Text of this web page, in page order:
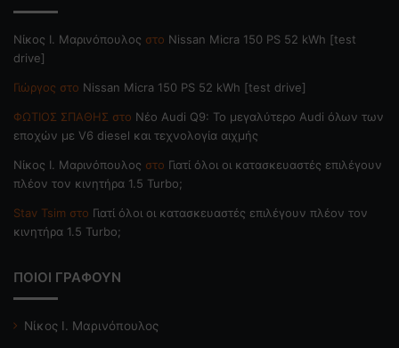
Nίκος Ι. Mαρινόπουλος στο Nissan Micra 150 PS 52 kWh [test
drive]
Γιώργος στο Nissan Micra 150 PS 52 kWh [test drive]
ΦΩΤΙΟΣ ΣΠΑΘΗΣ στο Νέο Audi Q9: Το μεγαλύτερο Audi όλων των
εποχών με V6 diesel και τεχνολογία αιχμής
Nίκος Ι. Mαρινόπουλος στο Γιατί όλοι οι κατασκευαστές επιλέγουν
πλέον τον κινητήρα 1.5 Turbo;
Stav Tsim στο Γιατί όλοι οι κατασκευαστές επιλέγουν πλέον τον
κινητήρα 1.5 Turbo;
ΠΟΙΟΙ ΓΡΑΦΟΥΝ
Νίκος Ι. Μαρινόπουλος